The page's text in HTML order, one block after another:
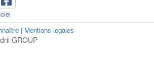
| Mentions légales
GROUP